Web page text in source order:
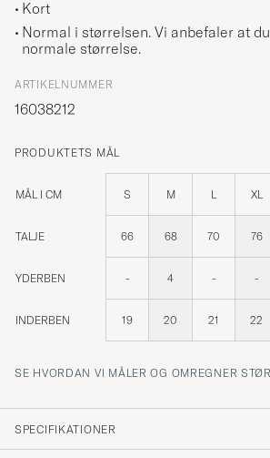
Kort
Normal i størrelsen. Vi anbefaler at
normale størrelse.
ARTIKELNUMMER
16038212
PRODUKTETS MÅL
MÅL I CM S M L XL
TALJE 66 68 70 76
YDERBEN - 4 - -
INDERBEN 19 20 21 22
SE HVORDAN VI MÅLER OG OMREGNER
SPECIFIKATIONER